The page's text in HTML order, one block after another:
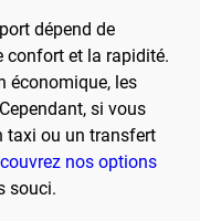
dépend de
confort et la rapidité.
économique, les
si vous
taxi ou un transfert
nos options
souci.